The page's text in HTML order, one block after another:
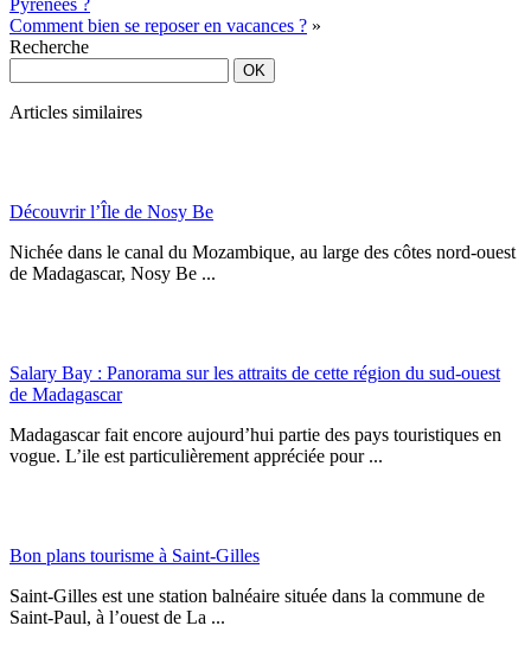
Pyrénées ?
Comment bien se reposer en vacances ? »
Recherche
Articles similaires
Découvrir l’Île de Nosy Be
Nichée dans le canal du Mozambique, au large des côtes nord-ouest
de Madagascar, Nosy Be ...
Salary Bay : Panorama sur les attraits de cette région du sud-ouest
de Madagascar
Madagascar fait encore aujourd’hui partie des pays touristiques en
vogue. L’ile est particulièrement appréciée pour ...
Bon plans tourisme à Saint-Gilles
Saint-Gilles est une station balnéaire située dans la commune de
Saint-Paul, à l’ouest de La ...